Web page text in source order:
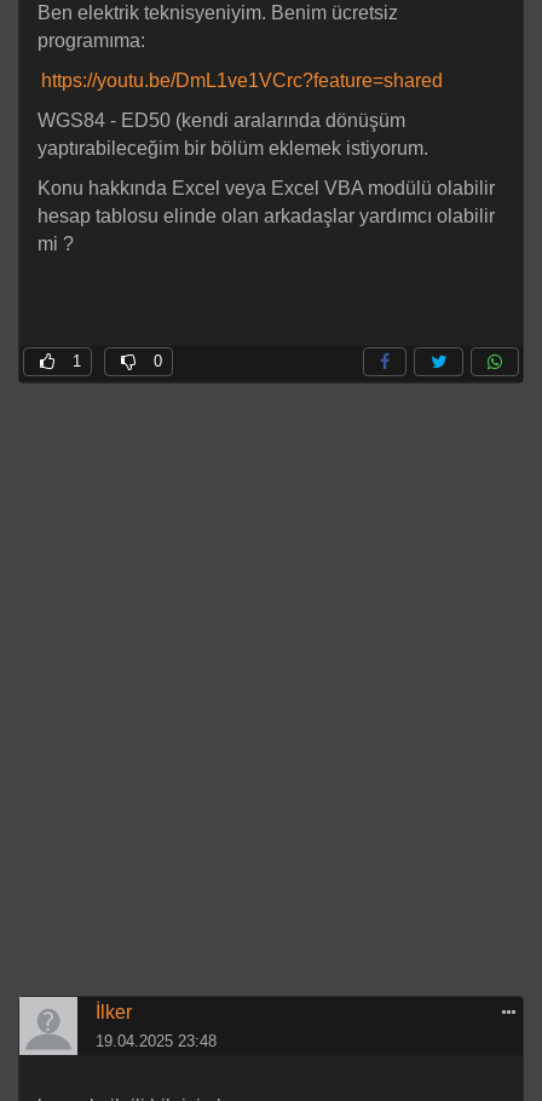
Ben elektrik teknisyeniyim. Benim ücretsiz
programıma:
https://youtu.be/DmL1ve1VCrc?feature=shared
WGS84 - ED50 (kendi aralarında dönüşüm
yaptırabileceğim bir bölüm eklemek istiyorum.
Konu hakkında Excel veya Excel VBA modülü olabilir
hesap tablosu elinde olan arkadaşlar yardımcı olabilir
mi ?
1 0
İlker
19.04.2025 23:48